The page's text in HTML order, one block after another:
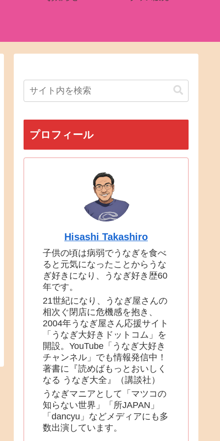
プロフィール
Hisashi Takashiro
子供の頃は病弱でうなぎを食べ
ると元気になったことからうな
ぎ好きになり、うなぎ好き歴60
年です。
21世紀になり、うなぎ屋さんの
相次ぐ閉店に危機感を抱き、
2004年うなぎ屋さん応援サイト
「うなぎ大好きドットコム」を
開設。YouTube「うなぎ大好き
チャンネル」でも情報発信中！
著書に『読めばもっとおいしく
なる うなぎ大全』（講談社）
うなぎマニアとして「マツコの
知らない世界」「所JAPAN」
「dancyu」などメディアにも多
数出演しています。